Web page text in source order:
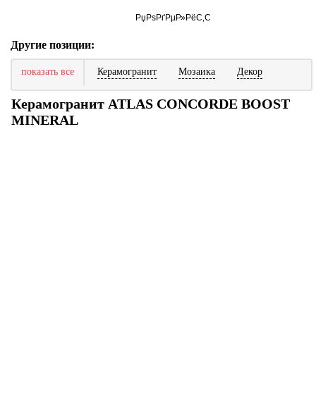
Другие позиции:
показать все Керамогранит Мозаика Декор
Керамогранит ATLAS CONCORDE BOOST
MINERAL